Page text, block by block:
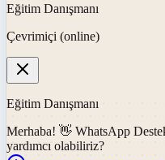
Eğitim Danışmanı
Çevrimiçi (online)
Eğitim Danışmanı
Merhaba! 👋 WhatsApp
yardımcı olabiliriz?